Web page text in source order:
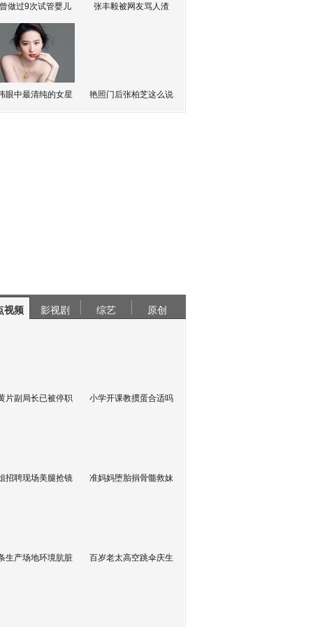
做过9次试管婴儿 张丰毅被网友骂人渣
眼中最清纯的女星 艳照门后张柏芝这么说
视频 影视剧 综艺 原创
片副局长已被停职 小学开课教掼蛋合适吗
招聘现场美腿抢镜 准妈妈堕胎捐骨髓救妹
生产场地环境肮脏 百岁老太高空跳伞庆生